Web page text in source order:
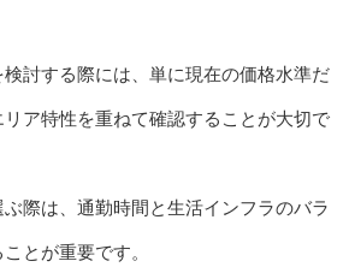
討する際には、単に現在の価格水準だ
ア特性を重ねて確認することが大切で
際は、通勤時間と生活インフラのバラ
とが重要です。